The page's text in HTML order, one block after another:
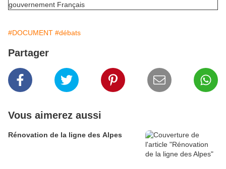
gouvernement Français
#DOCUMENT #débats
Partager
Vous aimerez aussi
Rénovation de la ligne des Alpes